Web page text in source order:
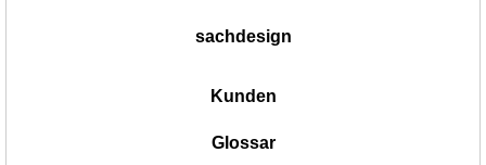
sachdesign
Kunden
Glossar